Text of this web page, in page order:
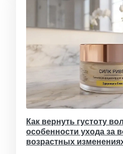
Как вернуть густоту
особенности ухода за
возрастных